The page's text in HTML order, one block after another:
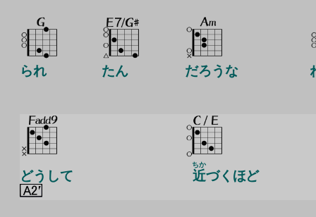
られ たん だろうな
どうして 近
ちか
づくほど